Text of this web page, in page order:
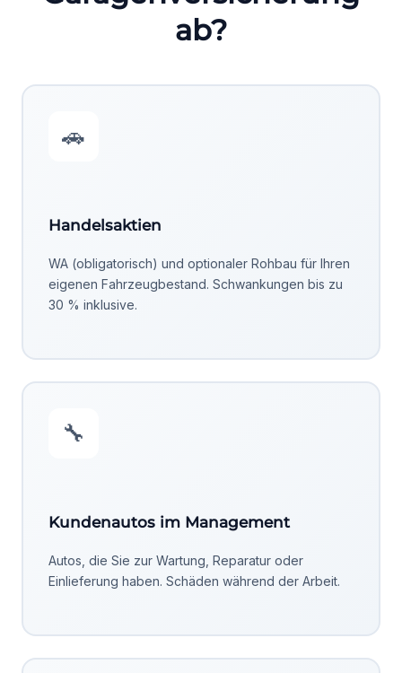
ab?
🚗
Handelsaktien
WA (obligatorisch) und optionaler Rohbau für Ihren
eigenen Fahrzeugbestand. Schwankungen bis zu
30 % inklusive.
🔧
Kundenautos im Management
Autos, die Sie zur Wartung, Reparatur oder
Einlieferung haben. Schäden während der Arbeit.